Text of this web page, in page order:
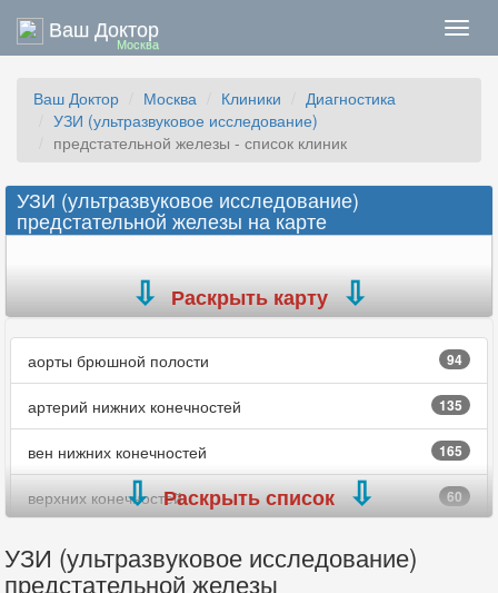
Ваш Доктор
Москва
Ваш Доктор Москва Клиники
Диагностика
УЗИ (ультразвуковое исследование)
предстательной железы - список клиник
УЗИ (ультразвуковое исследование)
предстательной железы на карте
Раскрыть карту
аорты брюшной полости 94
артерий нижних конечностей 135
вен нижних конечностей 165
верхних конечностей 60
вилочковой железы
внутренних женских половых органов
Раскрыть список
УЗИ (ультразвуковое исследование)
предстательной железы